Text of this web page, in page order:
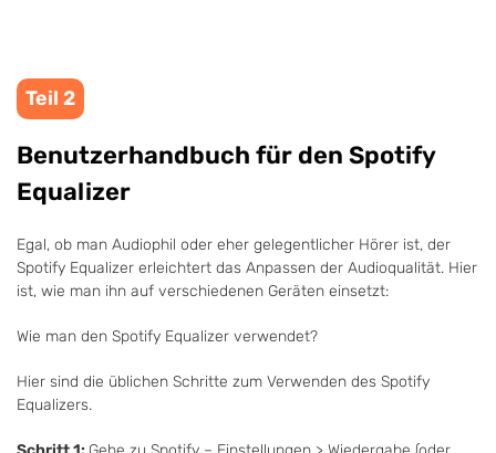
Teil 2
Benutzerhandbuch für den Spotify
Equalizer
Egal, ob man Audiophil oder eher gelegentlicher Hörer ist, der
Spotify Equalizer erleichtert das Anpassen der Audioqualität. Hier
ist, wie man ihn auf verschiedenen Geräten einsetzt:
Wie man den Spotify Equalizer verwendet?
Hier sind die üblichen Schritte zum Verwenden des Spotify
Equalizers.